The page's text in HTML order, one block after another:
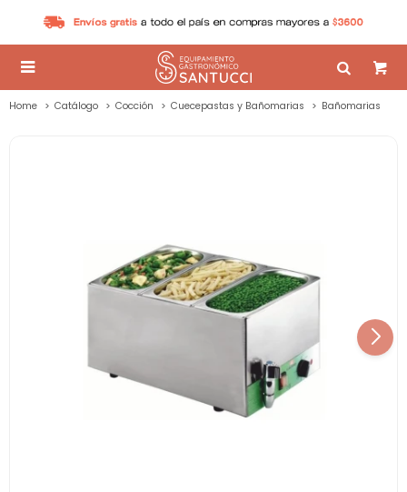

Home Catálogo Cocción Cuecepastas y Bañomarias Bañomarias